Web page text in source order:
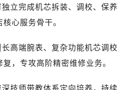
立完成机芯拆装、调校、保养
心服务骨干。
高端腕表、复杂功能机芯调校
，专攻高阶精密维修业务。
技师带教体系定向培养，持续